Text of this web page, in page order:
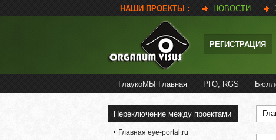
НАШИ ПРОЕКТЫ : НОВОСТИ
РЕГИСТРАЦИЯ
ГлаукоМЫ Главная РГО, RGS
Переключение между проектами
Главная eye-portal.ru